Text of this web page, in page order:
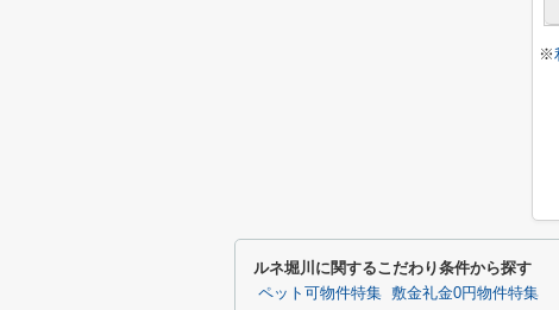
※
ルネ堀川に関するこだわり条件から探す
ペット可物件特集 敷金礼金0円物件特集